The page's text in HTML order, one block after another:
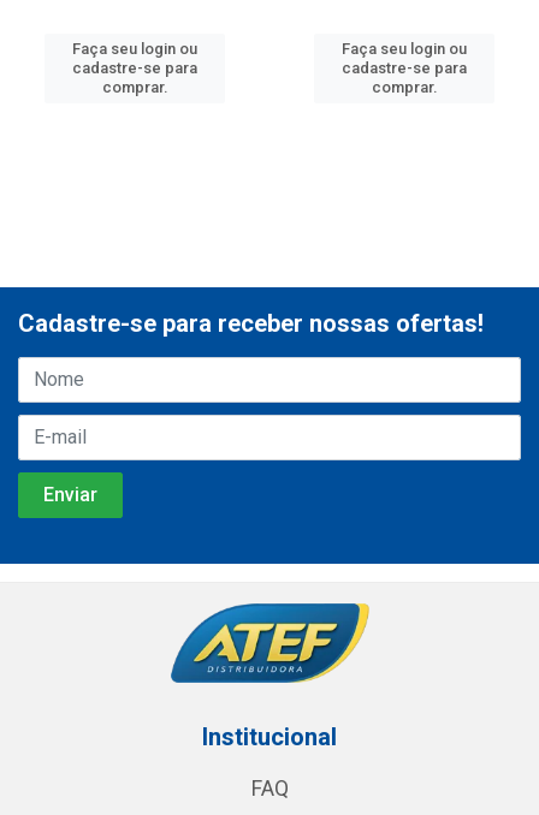
Faça seu login ou
cadastre-se para
comprar.
Faça seu login ou
cadastre-se para
comprar.
Cadastre-se para receber nossas ofertas!
Institucional
FAQ